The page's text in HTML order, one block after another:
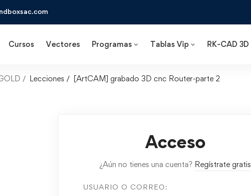
Cursos Vectores Programas Tablas Vip RK-CAD 3D
Lecciones [ArtCAM] grabado 3D cnc Router-parte 2
Acceso
¿Aún no tienes una cuenta? Regístrate gratis
USUARIO O CORREO: